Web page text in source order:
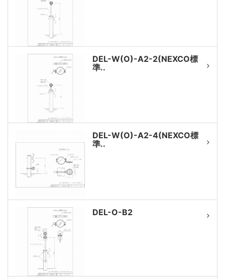
DEL-W(O)-A2-2(NEXCO標
準..
DEL-W(O)-A2-4(NEXCO標
準..
DEL-O-B2